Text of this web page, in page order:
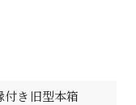
付き旧型本箱